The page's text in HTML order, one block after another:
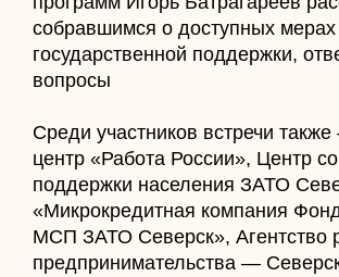
собравшимся о доступных мерах
государственной поддержки,
вопросы
Среди участников встречи
центр «Работа России», Центр
поддержки населения ЗАТО
«Микрокредитная компания
МСП ЗАТО Северск», Агентство
предпринимательства —